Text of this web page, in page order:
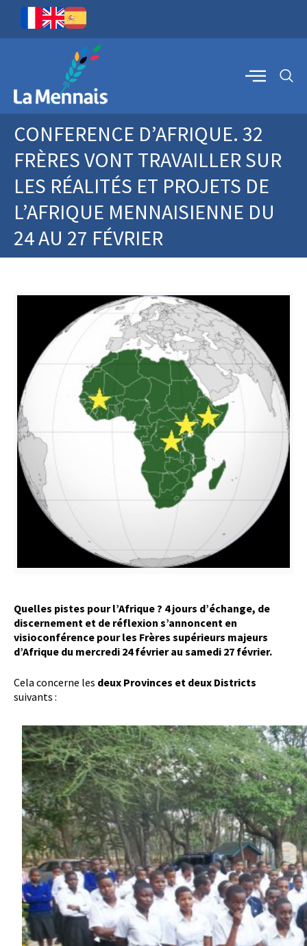
CONFERENCE D’AFRIQUE. 32
FRÈRES VONT TRAVAILLER SUR
LES RÉALITÉS ET PROJETS DE
L’AFRIQUE MENNAISIENNE DU
24 AU 27 FÉVRIER
Quelles pistes pour l’Afrique ? 4 jours d’échange, de
discernement et de réflexion s’annoncent en
visioconférence pour les Frères supérieurs majeurs
d’Afrique du mercredi 24 février au samedi 27 février.
Cela concerne les deux Provinces et deux Districts
suivants :